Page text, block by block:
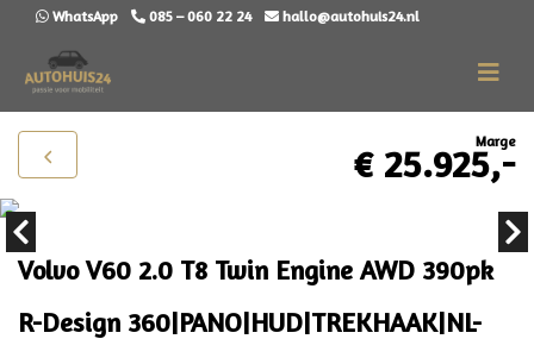
WhatsApp 085 – 060 22 24 hallo@autohuis24.nl
Marge
€ 25.925,-
Volvo V60 2.0 T8 Twin Engine AWD 390pk
R-Design 360|PANO|HUD|TREKHAAK|NL-